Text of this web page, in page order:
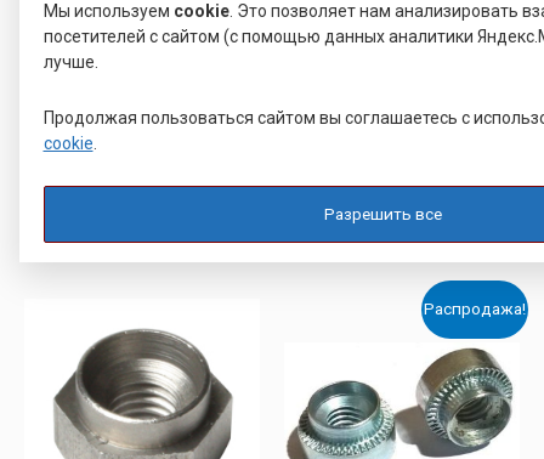
ТИП ТА
Подробнее
Распродажа!
Мы используем cookie. Это позволяет нам анализировать
посетителей с сайтом (с помощью данных аналитики
лучше.
Продолжая пользоваться сайтом вы соглашаетесь с
cookie
Разрешить все